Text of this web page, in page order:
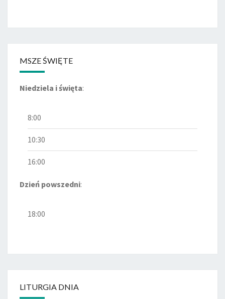
MSZE ŚWIĘTE
Niedziela i święta:
8:00
10:30
16:00
Dzień powszedni:
18:00
LITURGIA DNIA